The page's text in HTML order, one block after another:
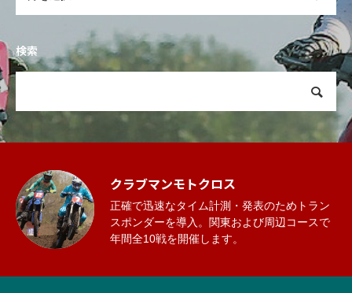
検索
クラブマンモトクロス
正確で迅速なタイム計測・発表のためトラン
スポンダーを導入。関東および周辺コースで
年間全10戦を開催します。